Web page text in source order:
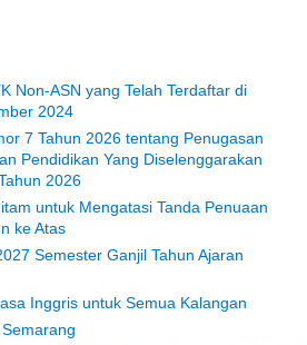
Non-ASN yang Telah Terdaftar di
2024
7 Tahun 2026 tentang Penugasan
Pendidikan Yang Diselenggarakan
2026
untuk Mengatasi Tanda Penuaan
ke Atas
Semester Ganjil Tahun Ajaran
Inggris untuk Semua Kalangan